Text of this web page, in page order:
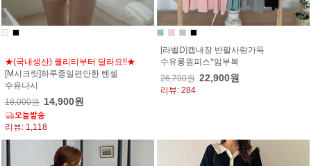
★(국내생산) 퀄리티부터 달라요!!★
[M시크릿]하루종일편안한 텐셀
수유나시
18,000원 14,900원
리뷰: 1,118
[라벨D]캡내장 반팔사랑가득
수유롱원피스*임부복
26,700원 22,900원
리뷰: 284